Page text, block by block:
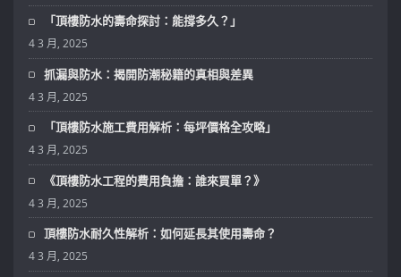
「頂樓防水的壽命探討：能撐多久？」
4 3 月, 2025
抓漏與防水：揭開防潮秘籍的真相與差異
4 3 月, 2025
「頂樓防水施工費用解析：每坪價格全攻略」
4 3 月, 2025
《頂樓防水工程的費用負擔：誰來買單？》
4 3 月, 2025
頂樓防水耐久性解析：如何延長其使用壽命？
4 3 月, 2025